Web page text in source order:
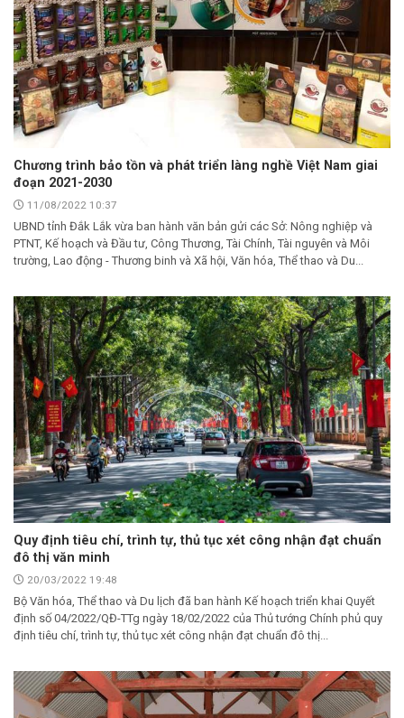
Chương trình bảo tồn và phát triển làng nghề Việt Nam giai
đoạn 2021-2030
11/08/2022 10:37
UBND tỉnh Đắk Lắk vừa ban hành văn bản gửi các Sở: Nông nghiệp và
PTNT, Kế hoạch và Đầu tư, Công Thương, Tài Chính, Tài nguyên và Môi
trường, Lao động - Thương binh và Xã hội, Văn hóa, Thể thao và Du...
Quy định tiêu chí, trình tự, thủ tục xét công nhận đạt chuẩn
đô thị văn minh
20/03/2022 19:48
Bộ Văn hóa, Thể thao và Du lịch đã ban hành Kế hoạch triển khai Quyết
định số 04/2022/QĐ-TTg ngày 18/02/2022 của Thủ tướng Chính phủ quy
định tiêu chí, trình tự, thủ tục xét công nhận đạt chuẩn đô thị...